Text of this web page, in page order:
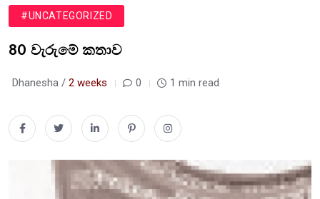
#UNCATEGORIZED
80 වැරුමේ කතාව
Dhanesha / 2 weeks 0 1 min read